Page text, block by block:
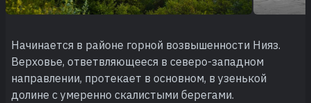
Начинается в районе горной возвышенности Нияз.
Верховье, ответвляющееся в северо-западном
направлении, протекает в основном, в узенькой
долине с умеренно скалистыми берегами.